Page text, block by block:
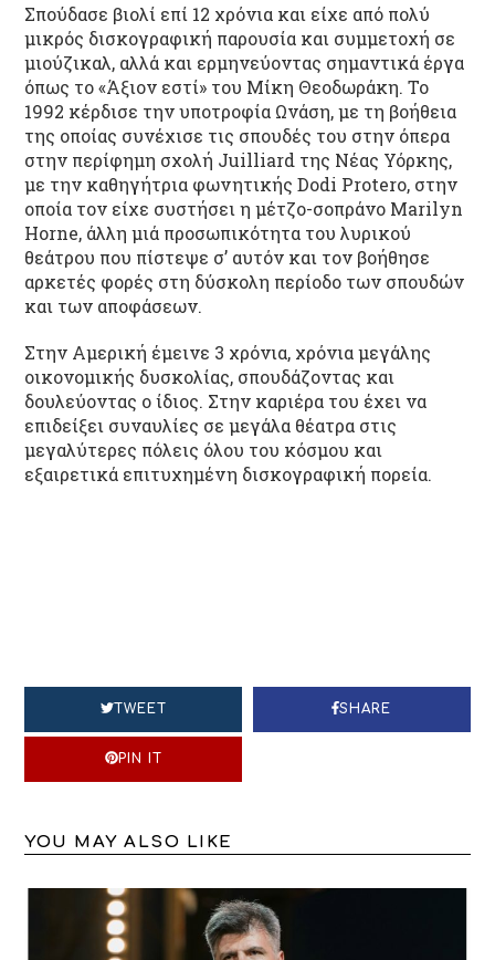
Σπούδασε βιολί επί 12 χρόνια και είχε από πολύ
μικρός δισκογραφική παρουσία και συμμετοχή σε
μιούζικαλ, αλλά και ερμηνεύοντας σημαντικά έργα
όπως το «Άξιον εστί» του Μίκη Θεοδωράκη. To
1992 κέρδισε την υποτροφία Ωνάση, με τη βοήθεια
της οποίας συνέχισε τις σπουδές του στην όπερα
στην περίφημη σχολή Juilliard της Νέας Υόρκης,
με την καθηγήτρια φωνητικής Dodi Protero, στην
οποία τον είχε συστήσει η μέτζο-σοπράνο Marilyn
Horne, άλλη μιά προσωπικότητα του λυρικού
θεάτρου που πίστεψε σ’ αυτόν και τον βοήθησε
αρκετές φορές στη δύσκολη περίοδο των σπουδών
και των αποφάσεων.
Στην Αμερική έμεινε 3 χρόνια, χρόνια μεγάλης
οικονομικής δυσκολίας, σπουδάζοντας και
δουλεύοντας ο ίδιος. Στην καριέρα του έχει να
επιδείξει συναυλίες σε μεγάλα θέατρα στις
μεγαλύτερες πόλεις όλου του κόσμου και
εξαιρετικά επιτυχημένη δισκογραφική πορεία.
TWEET SHARE
PIN IT
YOU MAY ALSO LIKE